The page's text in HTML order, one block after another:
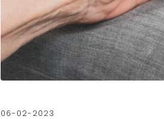
06-02-2023